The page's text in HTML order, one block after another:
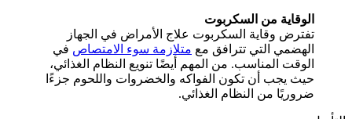
الوقاية من السكربوت
تفترض وقاية السكربوت علاج الأمراض في الجهاز
الهضمي التي تترافق مع متلازمة سوء الامتصاص في
الوقت المناسب. من المهم أيضًا تنويع النظام الغذائي،
حيث يجب أن تكون الفواكه والخضروات واللحوم جزءًا
ضروريًا من النظام الغذائي.